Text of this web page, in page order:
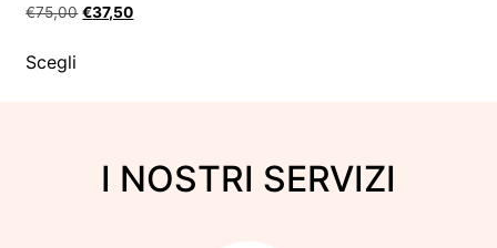
€75,00 €37,50
Scegli
I NOSTRI SERVIZI